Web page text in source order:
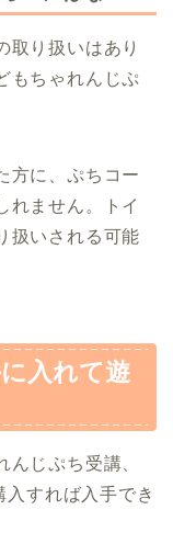
取り扱いはあり
もちゃれんじぷ
方に、ぷちコー
れません。トイ
扱いされる可能
入れて遊
んじぷち受講、
すれば入手でき